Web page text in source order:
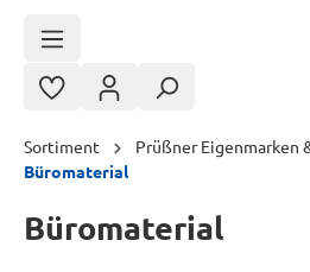
Sortiment
Prüßner Eigenmarken
Büromaterial
Büromaterial